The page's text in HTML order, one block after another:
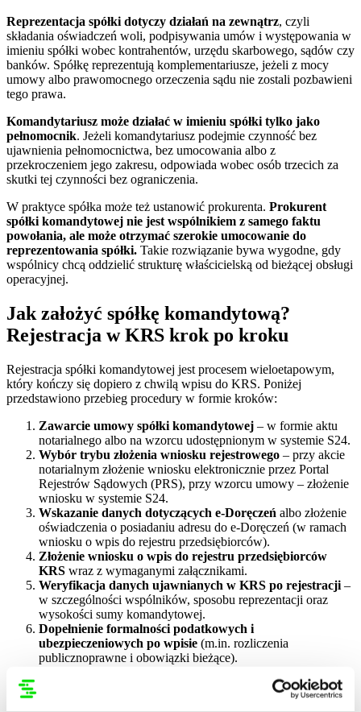
Reprezentacja spółki dotyczy działań na zewnątrz, czyli
składania oświadczeń woli, podpisywania umów i występowania w
imieniu spółki wobec kontrahentów, urzędu skarbowego, sądów czy
banków. Spółkę reprezentują komplementariusze, jeżeli z mocy
umowy albo prawomocnego orzeczenia sądu nie zostali pozbawieni
tego prawa.
Komandytariusz może działać w imieniu spółki tylko jako
pełnomocnik. Jeżeli komandytariusz podejmie czynność bez
ujawnienia pełnomocnictwa, bez umocowania albo z
przekroczeniem jego zakresu, odpowiada wobec osób trzecich za
skutki tej czynności bez ograniczenia.
W praktyce spółka może też ustanowić prokurenta. Prokurent
spółki komandytowej nie jest wspólnikiem z samego faktu
powołania, ale może otrzymać szerokie umocowanie do
reprezentowania spółki. Takie rozwiązanie bywa wygodne, gdy
wspólnicy chcą oddzielić strukturę właścicielską od bieżącej obsługi
operacyjnej.
Jak założyć spółkę komandytową?
Rejestracja w KRS krok po kroku
Rejestracja spółki komandytowej jest procesem wieloetapowym,
który kończy się dopiero z chwilą wpisu do KRS. Poniżej
przedstawiono przebieg procedury w formie kroków:
Zawarcie umowy spółki komandytowej – w formie aktu
notarialnego albo na wzorcu udostępnionym w systemie S24.
Wybór trybu złożenia wniosku rejestrowego – przy akcie
notarialnym złożenie wniosku elektronicznie przez Portal
Rejestrów Sądowych (PRS), przy wzorcu umowy – złożenie
wniosku w systemie S24.
Wskazanie danych dotyczących e-Doręczeń albo złożenie
oświadczenia o posiadaniu adresu do e-Doręczeń (w ramach
wniosku o wpis do rejestru przedsiębiorców).
Złożenie wniosku o wpis do rejestru przedsiębiorców
KRS wraz z wymaganymi załącznikami.
Weryfikacja danych ujawnianych w KRS po rejestracji –
w szczególności wspólników, sposobu reprezentacji oraz
wysokości sumy komandytowej.
Dopełnienie formalności podatkowych i
ubezpieczeniowych po wpisie (m.in. rozliczenia
publicznoprawne i obowiązki bieżące).
PRZECZYTAJ RÓWNIEŻ
Ulga podatkowa na nowe
inwestycje